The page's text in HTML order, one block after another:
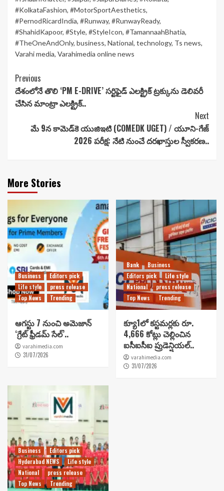
#KolkataFashion, #MotorSportAesthetics,
#PernodRicardIndia, #Runway, #RunwayReady,
#ShahidKapoor, #Style, #StyleIcon, #TamannaahBhatia,
#TheOneAndOnly, business, National, technology, Ts news,
Varahi media, Varahimedia online news
Continue
Reading
Previous
దేశంలోనే తొలి ‘PM E-DRIVE’ సర్టిఫైడ్ ఎలక్ట్రిక్ ట్రక్కును డెలివరీ
చేసిన మాంట్రా ఎలక్ట్రిక్..
Next
మే 9న కామెడ్‌కె యుజిఇటి (COMEDK UGET) / యూని-గేజ్
2026 పరీక్ష: నేటి నుంచే దరఖాస్తుల స్వీకరణ..
More Stories
Business
Editors pick
Life style
press release
Top News
Trending
ఆగస్టు 7 నుంచి అమెజాన్
‘గ్రేట్ ఫ్రీడమ్ సేల్’..
varahimedia.com
31/07/2026
Bank
Business
Editors pick
Life style
National
press release
Top News
Trending
క్యూ1లో కస్టమర్లకు రూ.
4,666 కోట్లు చెల్లించిన
ఐసీఐసీఐ ప్రుడెన్షియల్..
varahimedia.com
31/07/2026
Business
Editors pick
Hyderabad NEWS
Life style
National
press release
Top News
Trending